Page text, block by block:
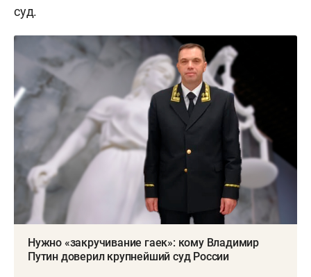
суд.
Нужно «закручивание гаек»: кому Владимир
Путин доверил крупнейший суд России